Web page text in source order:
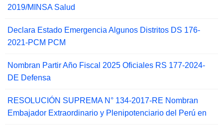
2019/MINSA Salud
Declara Estado Emergencia Algunos Distritos DS 176-
2021-PCM PCM
Nombran Partir Año Fiscal 2025 Oficiales RS 177-2024-
DE Defensa
RESOLUCIÓN SUPREMA N° 134-2017-RE Nombran
Embajador Extraordinario y Plenipotenciario del Perú en